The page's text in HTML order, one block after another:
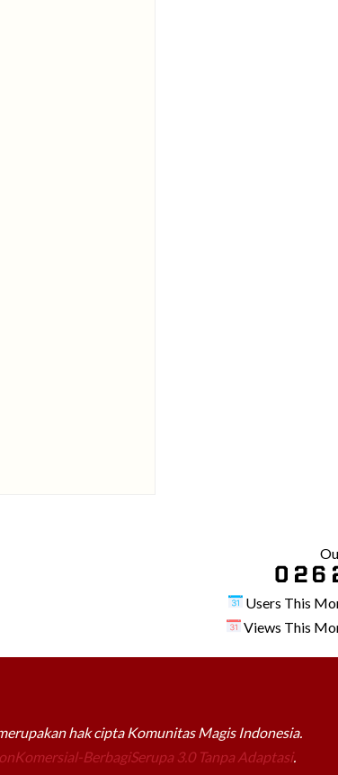
Users This
Views This
hak cipta Komunitas Magis Indonesia.
BerbagiSerupa 3.0 Tanpa Adaptasi.